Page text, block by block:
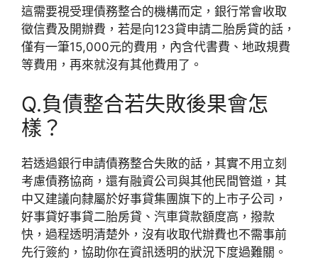
這需要視受理債務整合的機構而定，銀行常會收取
徵信費及開辦費，若是向123貸申請二胎房貸的話，
僅有一筆15,000元的費用，內含代書費、地政規費
等費用，再來就沒有其他費用了。
Q.負債整合若失敗後果會怎
樣？
若透過銀行申請債務整合失敗的話，其實不用立刻
考慮債務協商，還有融資公司與其他民間管道，其
中又建議向隸屬於好事貸集團旗下的上市子公司，
好事貸好事貸二胎房貸、汽車貸款額度高，撥款
快，過程透明清楚外，沒有收取代辦費也不需事前
先行簽約，協助你在資訊透明的狀況下度過難關。